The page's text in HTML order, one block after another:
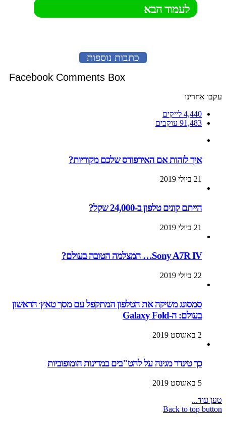
לעמוד הבא
כתבות נוספות
Facebook Comments Box
עקבו אחרינו
4,440 לייקים
91,483 עוקבים
איך לזהות אם האירפודס שלכם מקוריות?
21 ביולי 2019
הייתם קונים טלפון ב-24,000 שקל?
21 ביולי 2019
Sony A7R IV… המצלמה הטובה בעולם?
22 ביולי 2019
סמסונג משיקה את הטלפון המתקפל עם מסך טאץ׳ הראשון
בעולם: ה-Galaxy Fold
2 באוגוסט 2019
כך טינדר מגינה על להט"בים במדינות הומופוביות
5 באוגוסט 2019
טען עוד...
Back to top button